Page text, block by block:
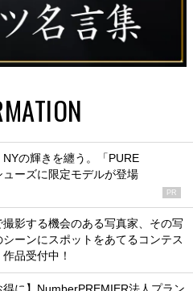
NYの輝きを纏う。「PURE
ューズに限定モデルが登場
PR
撮影する機会のある写真家、その写
ーンにスポットをあてるコンテス
品受付中！